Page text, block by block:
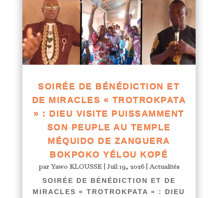
SOIRÉE DE BÉNÉDICTION ET
DE MIRACLES « TROTROKPATA
» : DIEU VISITE PUISSAMMENT
SON PEUPLE AU TEMPLE
MÉQUIDO DE ZANGUERA
BOKPOKO YÉLOU KOPÉ
parYawo KLOUSSE| Juil 19, 2026|Actualités
SOIRÉE DE BÉNÉDICTION ET DE
MIRACLES « TROTROKPATA » : DIEU